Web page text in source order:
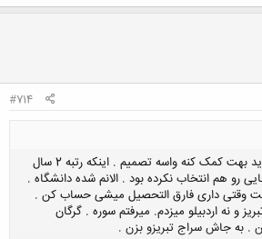
#714
یه بار گفتم بزار بازم بگم شاید بهت کمک کنه واسه تصمیم . اینکه رتبه 2 سال
رو هم انتخاب نکرده بود . الانم شده دانشگاه .
وقتی داری فارق التحصیل میشی حساب کن .
و نه اردبیلو میزدم. میرفتم سوره . گرگان
. به جاش سراج تبریزو بزن .